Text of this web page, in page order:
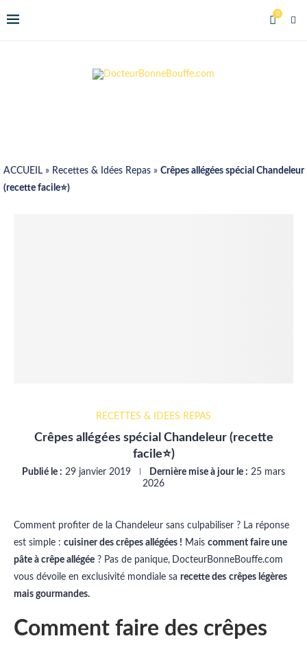
0
ACCUEIL » Recettes & Idées Repas » Crêpes allégées spécial Chandeleur
(recette facile⭐)
RECETTES & IDÉES REPAS
Crêpes allégées spécial Chandeleur (recette
facile⭐)
Publié le : 29 janvier 2019 Dernière mise à jour le : 25 mars
2026
Comment profiter de la Chandeleur sans culpabiliser ? La réponse
est simple : cuisiner des crêpes allégées ! Mais comment faire une
pâte à crêpe allégée ? Pas de panique, DocteurBonneBouffe.com
vous dévoile en exclusivité mondiale sa recette des crêpes légères
mais gourmandes.
Comment faire des crêpes